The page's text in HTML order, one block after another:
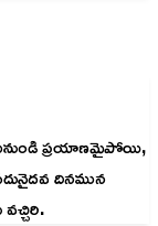
ప్రయాణమైపోయి,
దినమున